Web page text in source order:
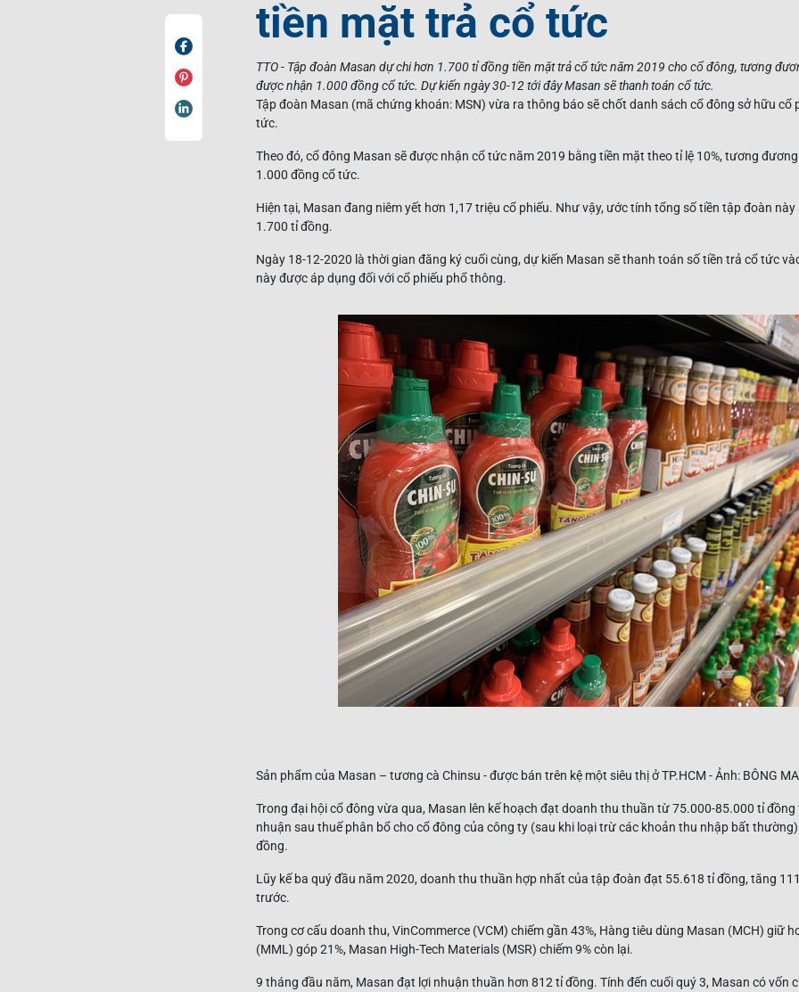
tiền mặt trả cổ tức
TTO - Tập đoàn Masan dự chi hơn 1.700 tỉ đồng tiền mặt trả cổ tức năm 2019 cho cổ đông, tương
được nhận 1.000 đồng cổ tức. Dự kiến ngày 30-12 tới đây Masan sẽ thanh toán cổ tức.
Tập đoàn Masan (mã chứng khoán: MSN) vừa ra thông báo sẽ chốt danh sách cổ đông sở hữu cổ
tức.
Theo đó, cổ đông Masan sẽ được nhận cổ tức năm 2019 bằng tiền mặt theo tỉ lệ 10%, tương
1.000 đồng cổ tức.
Hiện tại, Masan đang niêm yết hơn 1,17 triệu cổ phiếu. Như vậy, ước tính tổng số tiền tập đoàn
1.700 tỉ đồng.
Ngày 18-12-2020 là thời gian đăng ký cuối cùng, dự kiến Masan sẽ thanh toán số tiền trả cổ tức
này được áp dụng đối với cổ phiếu phổ thông.
Sản phẩm của Masan – tương cà Chinsu - được bán trên kệ một siêu thị ở TP.HCM - Ảnh: BÔNG
Trong đại hội cổ đông vừa qua, Masan lên kế hoạch đạt doanh thu thuần từ 75.000-85.000 tỉ
nhuận sau thuế phân bổ cho cổ đông của công ty (sau khi loại trừ các khoản thu nhập bất
đồng.
Lũy kế ba quý đầu năm 2020, doanh thu thuần hợp nhất của tập đoàn đạt 55.618 tỉ đồng, tăng
trước.
Trong cơ cấu doanh thu, VinCommerce (VCM) chiếm gần 43%, Hàng tiêu dùng Masan (MCH) giữ
(MML) góp 21%, Masan High-Tech Materials (MSR) chiếm 9% còn lại.
9 tháng đầu năm, Masan đạt lợi nhuận thuần hơn 812 tỉ đồng. Tính đến cuối quý 3, Masan có vốn